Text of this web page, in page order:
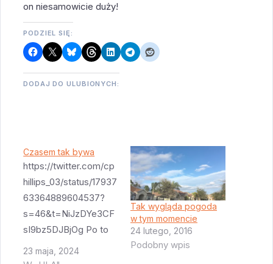
on niesamowicie duży!
PODZIEL SIĘ:
DODAJ DO ULUBIONYCH:
Czasem tak bywa
https://twitter.com/cp
hillips_03/status/17937
63364889604537?
s=46&t=NiJzDYe3CF
sI9bz5DJBjOg Po to
się testuje żeby takie
spektakularne
23 maja, 2024
Tak wygląda pogoda
w tym momencie
24 lutego, 2016
Podobny wpis